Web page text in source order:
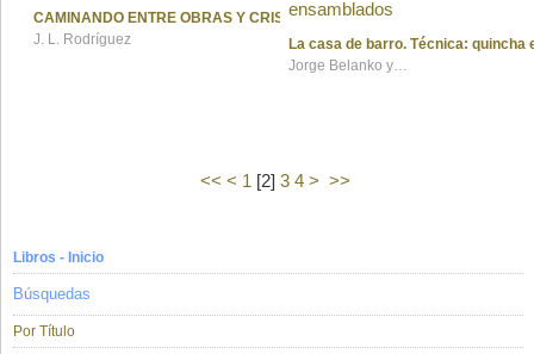
CAMINANDO ENTRE OBRAS Y CRISIS
J. L. Rodríguez
La casa de barro. Técnica:
Jorge Belanko y Pamela Natan
<< < 1 [2] 3 4 > >>
Libros - Inicio
Búsquedas
Por Título